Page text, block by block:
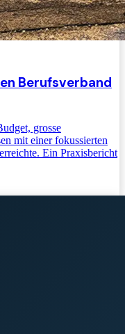
Berufsverband
grosse
mit einer fokussierten
Ein Praxisbericht